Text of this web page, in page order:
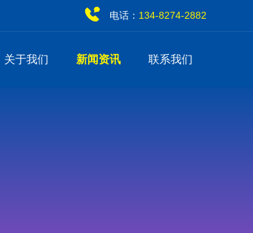
134-8274-2882
电话：
关于我们 新闻资讯 联系我们